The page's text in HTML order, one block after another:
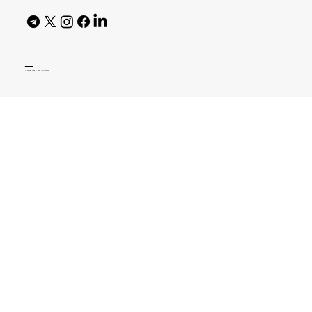
AI Policy
© 2026 High Bar Journal